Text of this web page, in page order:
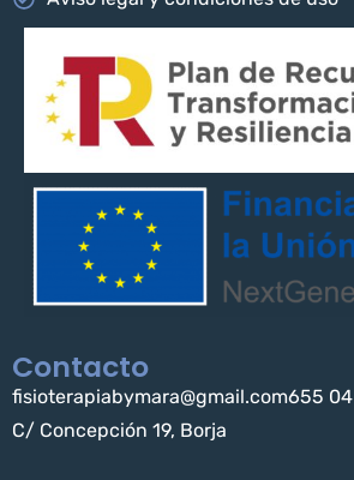
Contacto
fisioterapiabymara@gmail.com655
C/ Concepción 19, Borja